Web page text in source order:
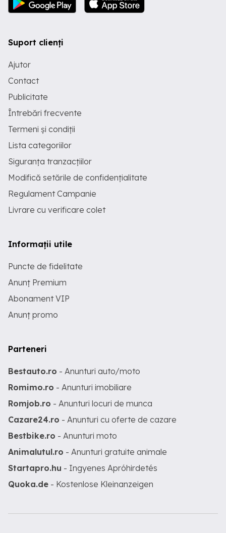
Suport clienți
Ajutor
Contact
Publicitate
Întrebări frecvente
Termeni și condiții
Lista categoriilor
Siguranța tranzacțiilor
Modifică setările de confidențialitate
Regulament Campanie
Livrare cu verificare colet
Informații utile
Puncte de fidelitate
Anunț Premium
Abonament VIP
Anunț promo
Parteneri
Bestauto.ro - Anunturi auto/moto
Romimo.ro - Anunturi imobiliare
Romjob.ro - Anunturi locuri de munca
Cazare24.ro - Anunturi cu oferte de cazare
Bestbike.ro - Anunturi moto
Animalutul.ro - Anunturi gratuite animale
Startapro.hu - Ingyenes Apróhirdetés
Quoka.de - Kostenlose Kleinanzeigen